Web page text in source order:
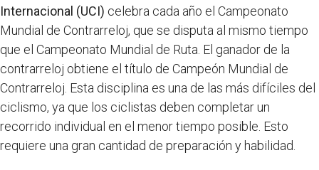
Internacional (UCI) celebra cada año el Campeonato
Mundial de Contrarreloj, que se disputa al mismo tiempo
que el Campeonato Mundial de Ruta. El ganador de la
contrarreloj obtiene el título de Campeón Mundial de
Contrarreloj. Esta disciplina es una de las más difíciles del
ciclismo, ya que los ciclistas deben completar un
recorrido individual en el menor tiempo posible. Esto
requiere una gran cantidad de preparación y habilidad.